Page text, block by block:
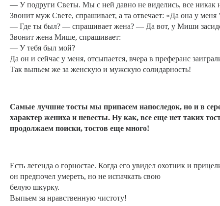
— У подруги Светы. Мы с ней давно не виделись, все никак
Звонит муж Свете, спрашивает, а та отвечает: «Да она у
— Где ты был? — спрашивает жена? — Да вот, у Миши
Звонит жена Мише, спрашивает:
— У тебя был мой?
Да он и сейчас у меня, отсыпается, вчера в преферанс
Так выпьем же за женскую и мужскую солидарность!
Самые лучшие тосты мы припасем напоследок, но и в
характер жениха и невесты. Ну как, все еще нет таких
продолжаем поиски, тостов еще много!
Есть легенда о горностае. Когда его увидел охотник и
он предпочел умереть, но не испачкать свою
белую шкурку.
Выпьем за нравственную чистоту!